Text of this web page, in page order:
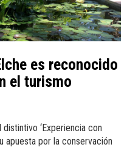
es reconocido
el turismo
‘Experiencia con
apuesta por la conservación